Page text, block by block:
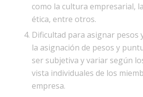
como la cultura empresarial,
ética, entre otros.
Dificultad para asignar pesos
la asignación de pesos y
ser subjetiva y variar según
vista individuales de los
empresa.